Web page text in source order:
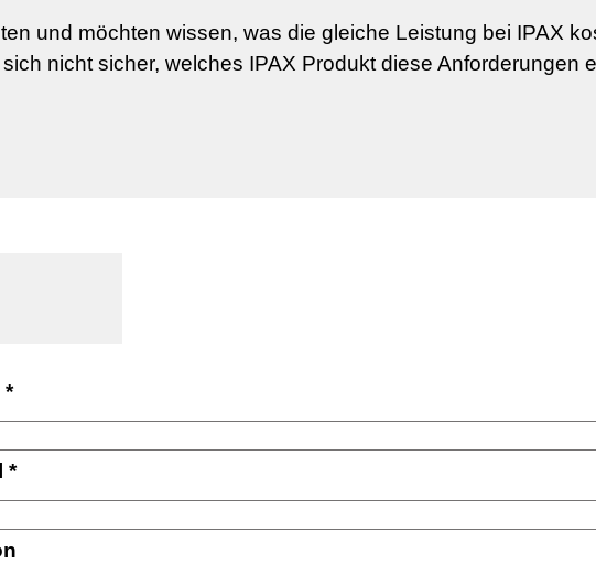
und möchten wissen, was die gleiche Leistung bei IPAX
nicht sicher, welches IPAX Produkt diese Anforderungen
*
*